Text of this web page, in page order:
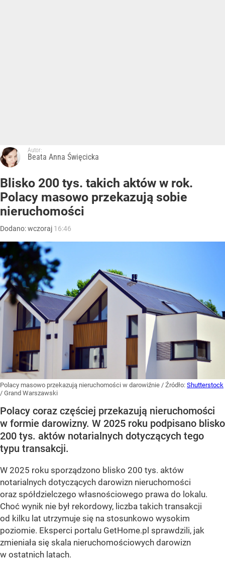
Autor:
Beata Anna Święcicka
Blisko 200 tys. takich aktów w rok.
Polacy masowo przekazują sobie
nieruchomości
Dodano:wczoraj 16:46
Polacy masowo przekazują nieruchomości w darowiźnie / Źródło: Shutterstock
/ Grand Warszawski
Polacy coraz częściej przekazują nieruchomości
w formie darowizny. W 2025 roku podpisano blisko
200 tys. aktów notarialnych dotyczących tego
typu transakcji.
W 2025 roku sporządzono blisko 200 tys. aktów
notarialnych dotyczących darowizn nieruchomości
oraz spółdzielczego własnościowego prawa do lokalu.
Choć wynik nie był rekordowy, liczba takich transakcji
od kilku lat utrzymuje się na stosunkowo wysokim
poziomie. Eksperci portalu GetHome.pl sprawdzili, jak
zmieniała się skala nieruchomościowych darowizn
w ostatnich latach.